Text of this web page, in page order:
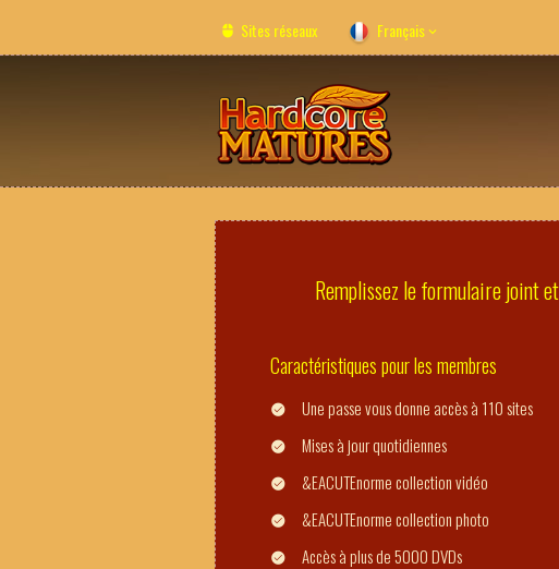
Sites réseaux Français
Remplissez le formulaire joint
Caractéristiques pour les membres
Une passe vous donne accès à 110 sites
Mises à jour quotidiennes
&EACUTEnorme collection vidéo
&EACUTEnorme collection photo
Accès à plus de 5000 DVDs